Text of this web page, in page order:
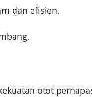
dan efisien.
otot